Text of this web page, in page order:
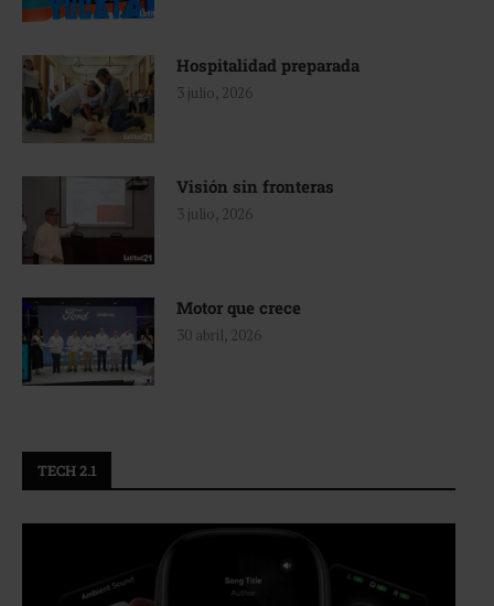
Hospitalidad preparada
3 julio, 2026
Visión sin fronteras
3 julio, 2026
Motor que crece
30 abril, 2026
TECH 2.1